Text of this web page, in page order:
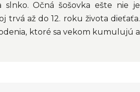
Očná šošovka ešte nie je
trvá až do 12. roku života dieťaťa.
ktoré sa vekom kumulujú a